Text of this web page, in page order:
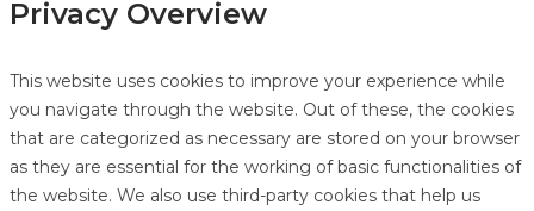
Privacy Overview
This website uses cookies to improve your experience while
you navigate through the website. Out of these, the cookies
that are categorized as necessary are stored on your browser
as they are essential for the working of basic functionalities of
the website. We also use third-party cookies that help us